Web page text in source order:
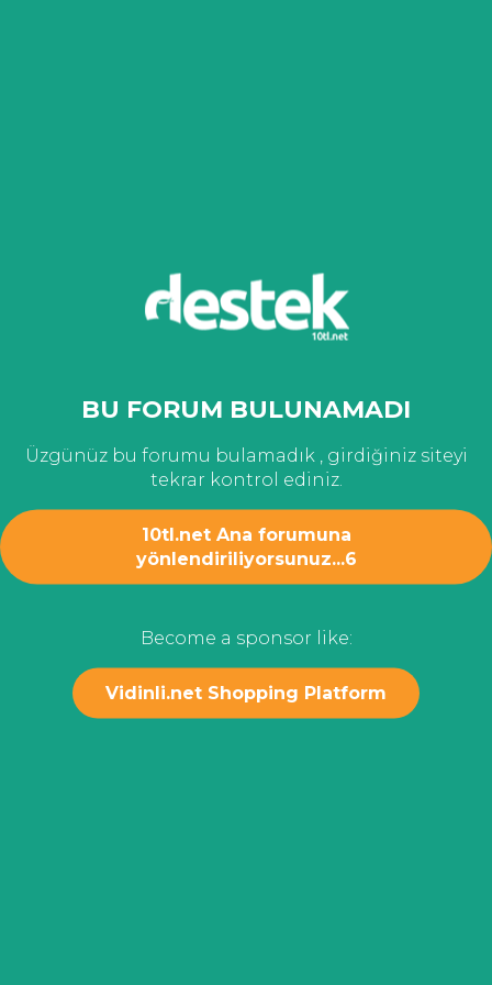
BU FORUM BULUNAMADI
Üzgünüz bu forumu bulamadık , girdiğiniz siteyi
tekrar kontrol ediniz.
10tl.net Ana forumuna
yönlendiriliyorsunuz...6
Become a sponsor like:
Vidinli.net Shopping Platform